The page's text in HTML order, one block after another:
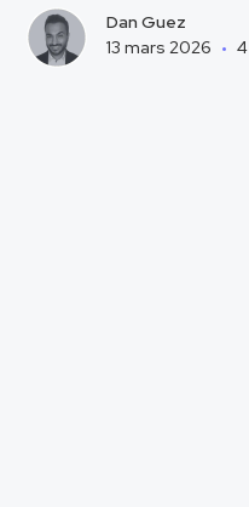
Dan Guez
13 mars 2026 • 4